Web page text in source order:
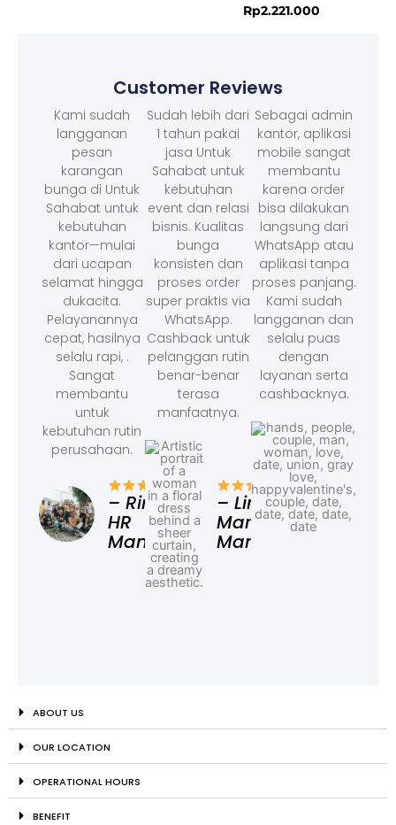
Rp2.221.000
Customer Reviews
Kami sudah
langganan
pesan
karangan
bunga di Untuk
Sahabat untuk
kebutuhan
kantor—mulai
dari ucapan
selamat hingga
dukacita.
Pelayanannya
cepat, hasilnya
selalu rapi, .
Sangat
membantu
untuk
kebutuhan rutin
perusahaan.
– Rina,
HR
Manager
Sudah lebih dari
1 tahun pakai
jasa Untuk
Sahabat untuk
kebutuhan
event dan relasi
bisnis. Kualitas
bunga
konsisten dan
proses order
super praktis via
WhatsApp.
Cashback untuk
pelanggan rutin
benar-benar
terasa
manfaatnya.
– Linda,
Marketing
Manager
Sebagai admin
kantor, aplikasi
mobile sangat
membantu
karena order
bisa dilakukan
langsung dari
WhatsApp atau
aplikasi tanpa
proses panjang.
Kami sudah
langganan dan
selalu puas
dengan
layanan serta
cashbacknya.
ABOUT US
OUR LOCATION
OPERATIONAL HOURS
BENEFIT